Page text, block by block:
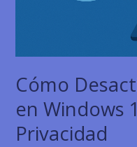
Cómo
en Windows
Privacidad